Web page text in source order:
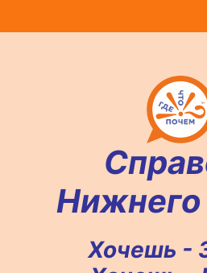
Нижнего
Хочешь -